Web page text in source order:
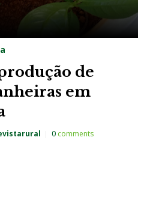
de
em
0comments